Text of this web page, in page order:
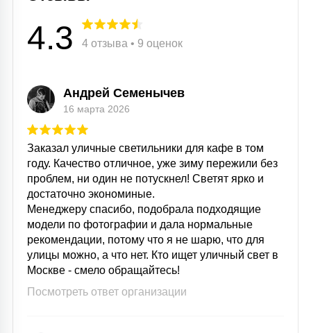
4.3 4 отзыва • 9 оценок
Андрей Семенычев
16 марта 2026
Заказал уличные светильники для кафе в том
году. Качество отличное, уже зиму пережили без
проблем, ни один не потускнел! Светят ярко и
достаточно экономиные.
Менеджеру спасибо, подобрала подходящие
модели по фотографии и дала нормальные
рекомендации, потому что я не шарю, что для
улицы можно, а что нет. Кто ищет уличный свет в
Москве - смело обращайтесь!
Посмотреть ответ организации